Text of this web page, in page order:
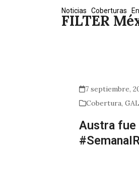
FILTER
Noticias Coberturas
7 septiembre,
Cobertura,
Austra fue